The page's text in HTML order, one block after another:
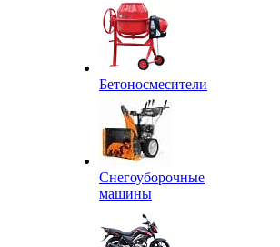
Бетоносмесители
Снегоуборочные
машины